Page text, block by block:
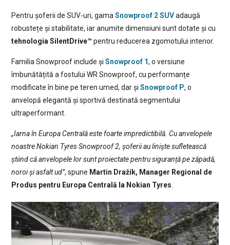
Pentru șoferii de SUV-uri, gamaSnowproof 2 SUVadaugă
robustețe și stabilitate, iar anumite dimensiuni sunt dotate și cu
tehnologia SilentDrive™ pentru reducerea zgomotului interior.
Familia Snowproof include și Snowproof 1, o versiune
îmbunătățită a fostului WR Snowproof, cu performanțe
modificate în bine pe teren umed, dar și Snowproof P, o
anvelopă elegantă și sportivă destinată segmentului
ultraperformant.
„Iarna în Europa Centrală este foarte impredictibilă. Cu anvelopele
noastre Nokian Tyres Snowproof 2, șoferii au liniște sufletească
știind că anvelopele lor sunt proiectate pentru siguranță pe zăpadă,
noroi și asfalt ud”, spune Martin Dražík, Manager Regional de
Produs pentru Europa Centrală la Nokian Tyres.